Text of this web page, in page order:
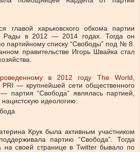
главой харьковского обкома партии
Рады в 2012 — 2014 годах. Тогда он
партийному списку “Свободы” под № 8.
правительстве Игорь Швайка стал
в 2012 году The World,
PRI — крупнейшей сети общественного
“Свобода” являлась партией,
идеологию:
Крук была активным участником
партию “Свобода”. Тогда
на своей странице в Twitter бывало по